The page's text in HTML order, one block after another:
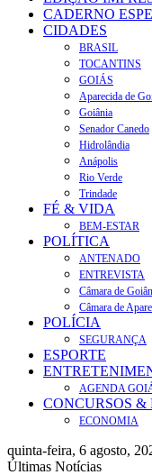
CADERNO
CIDADES
BRASIL
TOCANTINS
GOIÁS
Aparecida de
Goiânia
Senador Canedo
Hidrolândia
Anápolis
Rio Verde
Trindade
FÉ & VIDA
BEM-ESTAR
POLÍTICA
ANTENADO
ENTREVISTA
Câmara de
Câmara de
POLÍCIA
SEGURANÇA
ESPORTE
AGENDA
CONCURSOS &
ECONOMIA
quinta-feira, 6 agosto,
Últimas Notícias